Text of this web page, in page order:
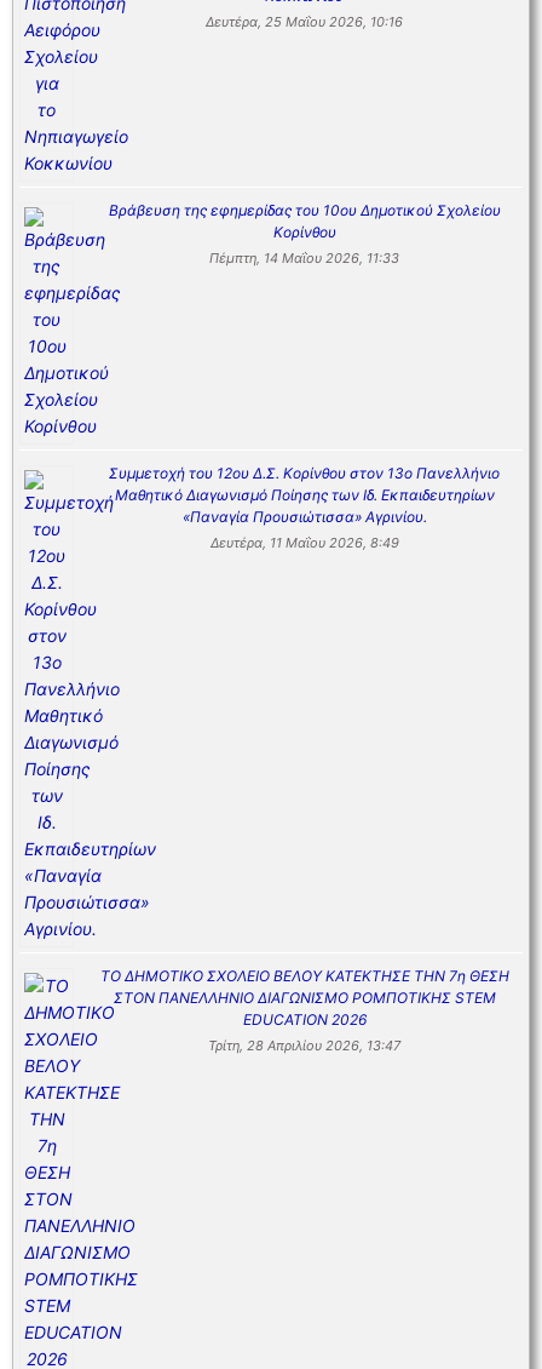
Δευτέρα, 25 Μαΐου 2026, 10:16
Βράβευση της εφημερίδας του 10ου Δημοτικού Σχολείου
Κορίνθου
Πέμπτη, 14 Μαΐου 2026, 11:33
Συμμετοχή του 12ου Δ.Σ. Κορίνθου στον 13ο Πανελλήνιο
Μαθητικό Διαγωνισμό Ποίησης των Ιδ. Εκπαιδευτηρίων
«Παναγία Προυσιώτισσα» Αγρινίου.
Δευτέρα, 11 Μαΐου 2026, 8:49
ΤΟ ΔΗΜΟΤΙΚΟ ΣΧΟΛΕΙΟ ΒΕΛΟΥ ΚΑΤΕΚΤΗΣΕ ΤΗΝ 7η ΘΕΣΗ
ΣΤΟΝ ΠΑΝΕΛΛΗΝΙΟ ΔΙΑΓΩΝΙΣΜΟ ΡΟΜΠΟΤΙΚΗΣ STEM
EDUCATION 2026
Τρίτη, 28 Απριλίου 2026, 13:47